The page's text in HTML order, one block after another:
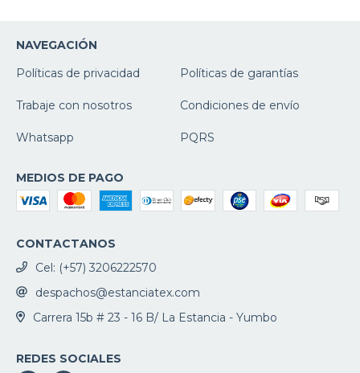
NAVEGACIÓN
Políticas de privacidad
Políticas de garantías
Trabaje con nosotros Condiciones de envío
Whatsapp PQRS
MEDIOS DE PAGO
CONTACTANOS
Cel: (+57) 3206222570
despachos@estanciatex.com
Carrera 15b # 23 - 16 B/ La Estancia - Yumbo
REDES SOCIALES